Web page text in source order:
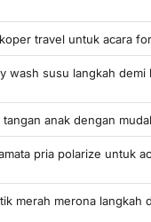
travel untuk acara
wash susu langkah demi
anak dengan
pria polarize untuk
merah merona langkah